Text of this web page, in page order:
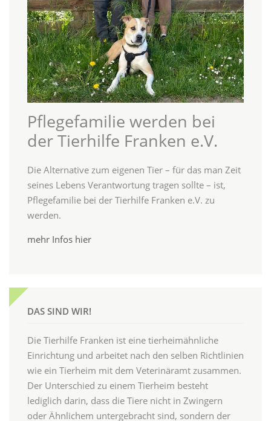
Pflegefamilie werden bei
der Tierhilfe Franken e.V.
Die Alternative zum eigenen Tier – für das man Zeit
seines Lebens Verantwortung tragen sollte – ist,
Pflegefamilie bei der Tierhilfe Franken e.V. zu
werden.
mehr Infos hier
DAS SIND WIR!
Die Tierhilfe Franken ist eine tierheimähnliche
Einrichtung und arbeitet nach den selben Richtlinien
wie ein Tierheim mit dem Veterinäramt zusammen.
Der Unterschied zu einem Tierheim besteht
lediglich darin, dass die Tiere nicht in Zwingern
oder Ähnlichem untergebracht sind, sondern der